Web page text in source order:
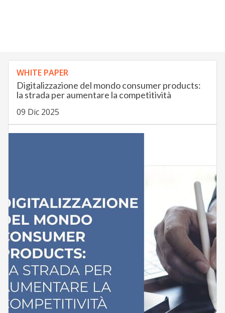
WHITE PAPER
Digitalizzazione del mondo consumer products:
la strada per aumentare la competitività
09 Dic 2025